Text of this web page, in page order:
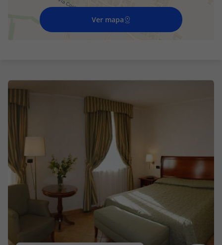
Voos + Hotel
Escapadinhas
Promoções
Especialistas
Cheque Viagem
Rede de Lojas
Ver mapa